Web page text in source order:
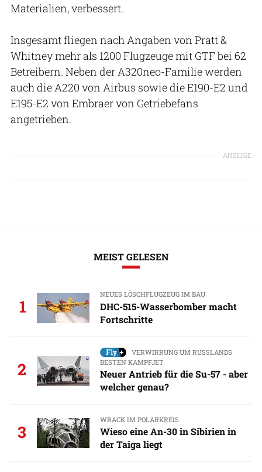
Materialien, verbessert.
Insgesamt fliegen nach Angaben von Pratt &
Whitney mehr als 1200 Flugzeuge mit GTF bei 62
Betreibern. Neben der A320neo-Familie werden
auch die A220 von Airbus sowie die E190-E2 und
E195-E2 von Embraer von Getriebefans
angetrieben.
ANZEIGE
MEIST GELESEN
1
NEUES LÖSCHFLUGZEUG IM BAU
DHC-515-Wasserbomber macht
Fortschritte
2
VERWIRRUNG UM RUSSLANDS
BESTEN KAMPFJET
Neuer Antrieb für die Su-57 - aber
welcher genau?
3
WRACK IM POLARKREIS
Wieso eine An-30 in Sibirien in
der Taiga liegt